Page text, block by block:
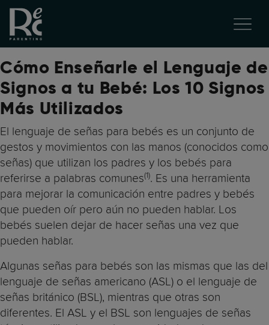
Cómo Enseñarle el Lenguaje de
Signos a tu Bebé: Los 10 Signos
Más Utilizados
El lenguaje de señas para bebés es un conjunto de
gestos y movimientos con las manos (conocidos como
señas) que utilizan los padres y los bebés para
referirse a palabras comunes(1). Es una herramienta
para mejorar la comunicación entre padres y bebés
que pueden oír pero aún no pueden hablar. Los
bebés suelen dejar de hacer señas una vez que
pueden hablar.
Algunas señas para bebés son las mismas que las del
lenguaje de señas americano (ASL) o el lenguaje de
señas británico (BSL), mientras que otras son
diferentes. El ASL y el BSL son lenguajes de señas